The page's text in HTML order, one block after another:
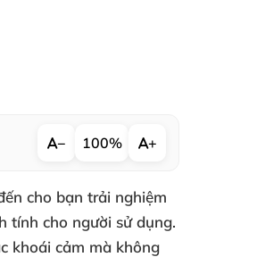
− 100% +
cho bạn trải nghiệm
tính cho người sử dụng.
khoái cảm mà không